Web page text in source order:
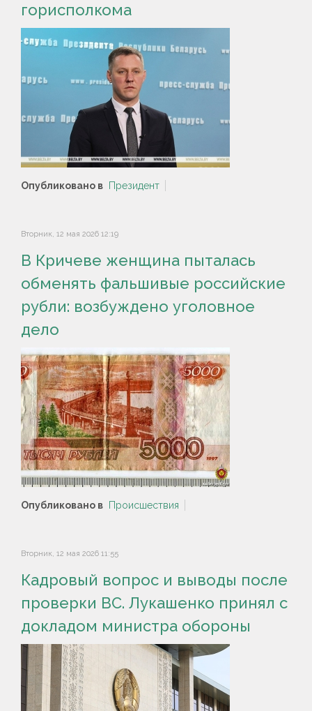
горисполкома
Опубликовано в Президент
Вторник, 12 мая 2026 12:19
В Кричеве женщина пыталась
обменять фальшивые российские
рубли: возбуждено уголовное
дело
Опубликовано в Происшествия
Вторник, 12 мая 2026 11:55
Кадровый вопрос и выводы после
проверки ВС. Лукашенко принял с
докладом министра обороны